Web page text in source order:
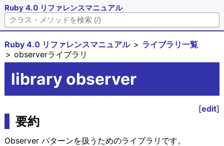
Ruby 4.0 リファレンスマニュアル
Ruby 4.0 リファレンスマニュアル
ライブラリ一覧
observerライブラリ
library observer
[edit]
要約
Observer パターンを扱うためのライブラリです。